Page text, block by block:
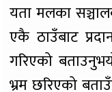
यता मलका
एकै ठाउँबाट
गरिएको
भ्रम छरिएको